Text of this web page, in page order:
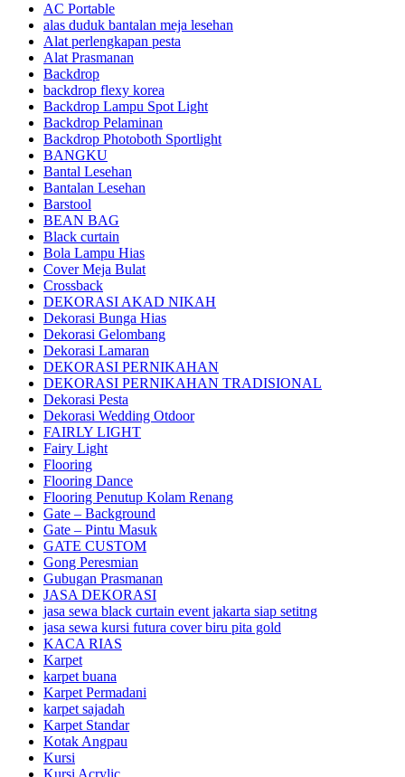
AC Portable
alas duduk bantalan meja lesehan
Alat perlengkapan pesta
Alat Prasmanan
Backdrop
backdrop flexy korea
Backdrop Lampu Spot Light
Backdrop Pelaminan
Backdrop Photoboth Sportlight
BANGKU
Bantal Lesehan
Bantalan Lesehan
Barstool
BEAN BAG
Black curtain
Bola Lampu Hias
Cover Meja Bulat
Crossback
DEKORASI AKAD NIKAH
Dekorasi Bunga Hias
Dekorasi Gelombang
Dekorasi Lamaran
DEKORASI PERNIKAHAN
DEKORASI PERNIKAHAN TRADISIONAL
Dekorasi Pesta
Dekorasi Wedding Otdoor
FAIRLY LIGHT
Fairy Light
Flooring
Flooring Dance
Flooring Penutup Kolam Renang
Gate – Background
Gate – Pintu Masuk
GATE CUSTOM
Gong Peresmian
Gubugan Prasmanan
JASA DEKORASI
jasa sewa black curtain event jakarta siap setitng
jasa sewa kursi futura cover biru pita gold
KACA RIAS
Karpet
karpet buana
Karpet Permadani
karpet sajadah
Karpet Standar
Kotak Angpau
Kursi